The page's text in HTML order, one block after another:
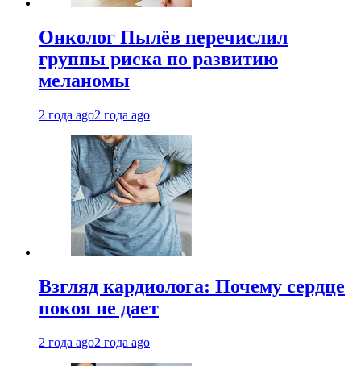
Онколог Пылёв перечислил
группы риска по развитию
меланомы
2 года ago2 года ago
Взгляд кардиолога: Почему сердце
покоя не дает
2 года ago2 года ago